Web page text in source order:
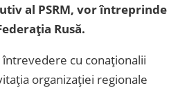
al PSRM, vor întreprinde
Rusă.
cu conaționalii
organizației regionale